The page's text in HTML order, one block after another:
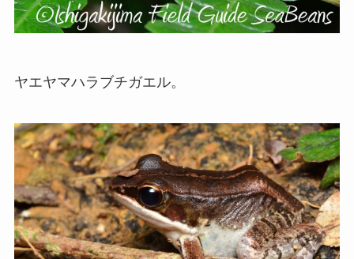
ヤエヤマハラブチガエル。